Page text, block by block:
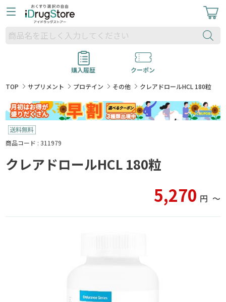
購入履歴
クーポン
TOP
サプリメント プロテイン その他 クレアドロールHCL 180粒
商品コード : 311979
クレアドロールHCL 180粒
5,270 円 〜